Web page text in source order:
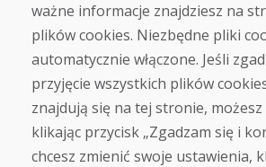
Sklep internetowy
Warunki handlowe
Zapłata
Skarga
Zwrot i wymiana towaru
Ochrona danych
Cookies
ważne informacje znajdziesz na
plików cookies. Niezbędne pliki
automatycznie włączone. Jeśli
przyjęcie wszystkich plików
znajdują się na tej stronie,
klikając przycisk „Zgadzam się i
chcesz zmienić swoje ustawienia,